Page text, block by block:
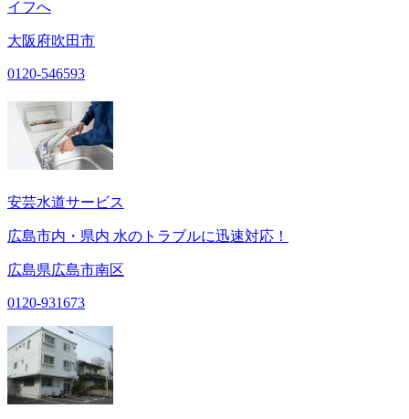
イフへ
大阪府吹田市
0120-546593
安芸水道サービス
広島市内・県内 水のトラブルに迅速対応！
広島県広島市南区
0120-931673